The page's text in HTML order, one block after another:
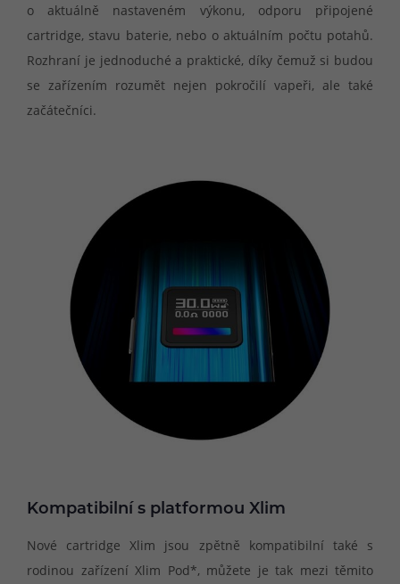
o aktuálně nastaveném výkonu, odporu připojené
cartridge, stavu baterie, nebo o aktuálním počtu potahů.
Rozhraní je jednoduché a praktické, díky čemuž si budou
se zařízením rozumět nejen pokročilí vapeři, ale také
začátečníci.
Kompatibilní s platformou Xlim
Nové cartridge Xlim jsou zpětně kompatibilní také s
rodinou zařízení Xlim Pod*, můžete je tak mezi těmito